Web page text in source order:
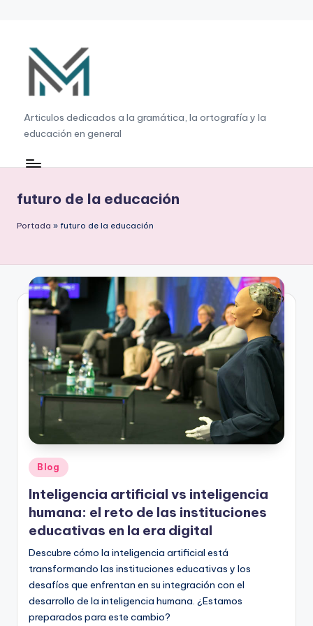
contenido
G
r
a
á
ti
a
,
o
rt
o
g
a
fí
a
y
e
d
u
c
Articulos dedicados a la gramática, la ortografía y la
educación en general
futuro de la educación
Portada » futuro de la educación
Publicado
en
Blog
Inteligencia artificial vs inteligencia
humana: el reto de las instituciones
educativas en la era digital
Descubre cómo la inteligencia artificial está
transformando las instituciones educativas y los
desafíos que enfrentan en su integración con el
desarrollo de la inteligencia humana. ¿Estamos
preparados para este cambio?